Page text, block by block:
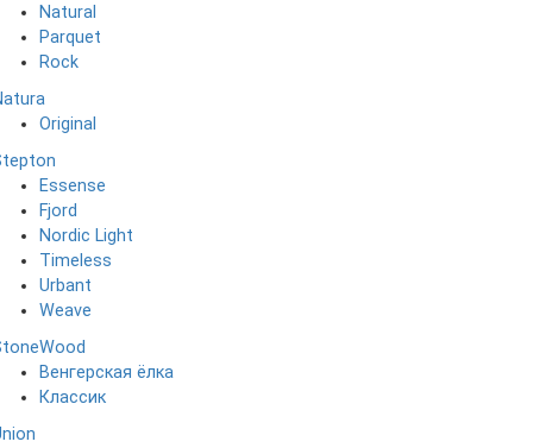
Natural
Parquet
Rock
Original
Essense
Fjord
Nordic Light
Timeless
Urbant
Weave
Венгерская ёлка
Классик